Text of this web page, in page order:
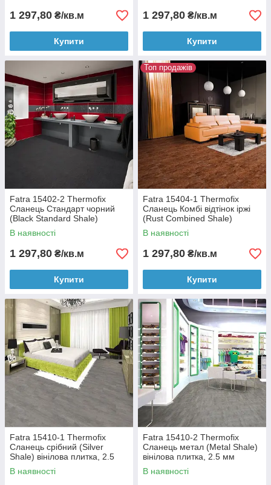
1 297,80 ₴/кв.м
Купити
1 297,80 ₴/кв.м
Купити
Fatra 15402-2 Thermofix
Сланець Стандарт чорний
(Black Standard Shale)
вінілова плитка, 2.5 мм
В наявності
1 297,80 ₴/кв.м
Купити
Топ продажів
Fatra 15404-1 Thermofix
Сланець Комбі відтінок іржі
(Rust Combined Shale)
вінілова плитка, 2.5 мм
В наявності
1 297,80 ₴/кв.м
Купити
Fatra 15410-1 Thermofix
Сланець срібний (Silver
Shale) вінілова плитка, 2.5
мм
В наявності
Fatra 15410-2 Thermofix
Сланець метал (Metal Shale)
вінілова плитка, 2.5 мм
В наявності